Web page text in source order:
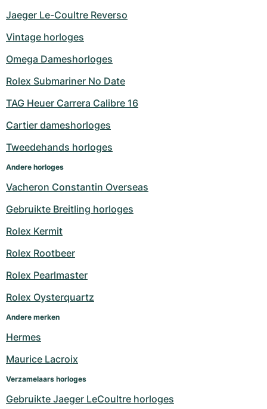
Milgauss
Oyster Perpetual
Yacht-Master II
Sea-Dweller
Submariner
Dameshorloges
Ronde
Rotonde
Pasha
Tortue
Ballon Blanc
Roadster
Professional
Bentley
Cockpit
Chronospace
Galactic
Montbrillant
Formula 1
Grand Carrera
Dameshorloges
Portofino
Portugieser
Aquatimer
Spitfire
Vintage
Gebruikte horloges
Spirit of Big Bang
King Power
Jaeger Le-Coultre Reverso
Vintage horloges
Omega Dameshorloges
Rolex Submariner No Date
TAG Heuer Carrera Calibre 16
Cartier dameshorloges
Tweedehands horloges
Andere horloges
Vacheron Constantin Overseas
Gebruikte Breitling horloges
Rolex Kermit
Rolex Rootbeer
Rolex Pearlmaster
Rolex Oysterquartz
Andere merken
Hermes
Maurice Lacroix
Verzamelaars horloges
Gebruikte Jaeger LeCoultre horloges